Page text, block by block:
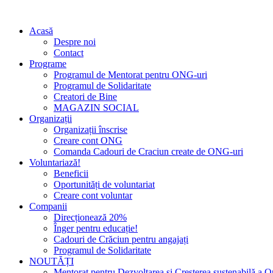
Acasă
Despre noi
Contact
Programe
Programul de Mentorat pentru ONG-uri
Programul de Solidaritate
Creatori de Bine
MAGAZIN SOCIAL
Organizații
Organizații înscrise
Creare cont ONG
Comanda Cadouri de Craciun create de ONG-uri
Voluntariază!
Beneficii
Oportunități de voluntariat
Creare cont voluntar
Companii
Direcționează 20%
Înger pentru educație!
Cadouri de Crăciun pentru angajați
Programul de Solidaritate
NOUTĂȚI